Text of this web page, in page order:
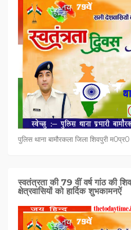
पुलिस थाना बामौरकला जिला शिवपुरी म0प्र0
स्वतंत्रता की 79 वीं वर्ष गांठ की
क्षेत्रवासियों को हार्दिक शुभकामनऐं